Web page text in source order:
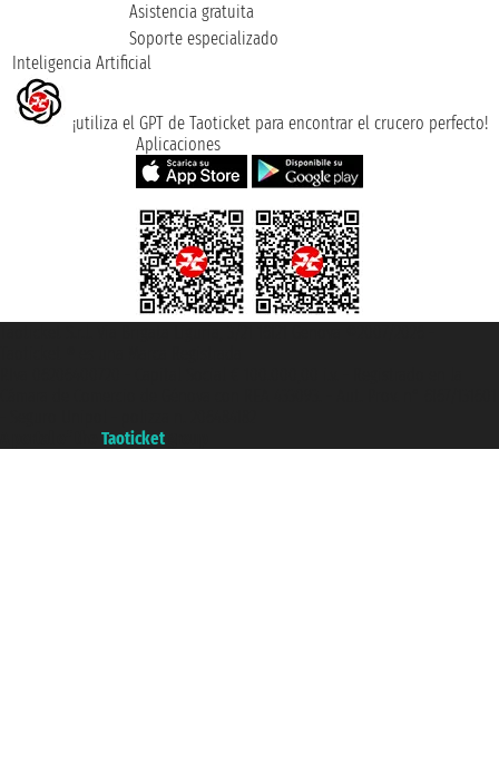
Asistencia gratuita
Soporte especializado
Inteligencia Artificial
¡utiliza el GPT de Taoticket para encontrar el crucero perfecto!
Aplicaciones
Taoticket